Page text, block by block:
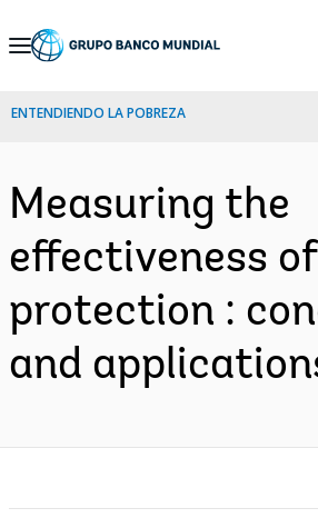
Skip
Navigation
ENTENDIENDO LA POBREZA
Measuring the
effectiveness
protection :
and